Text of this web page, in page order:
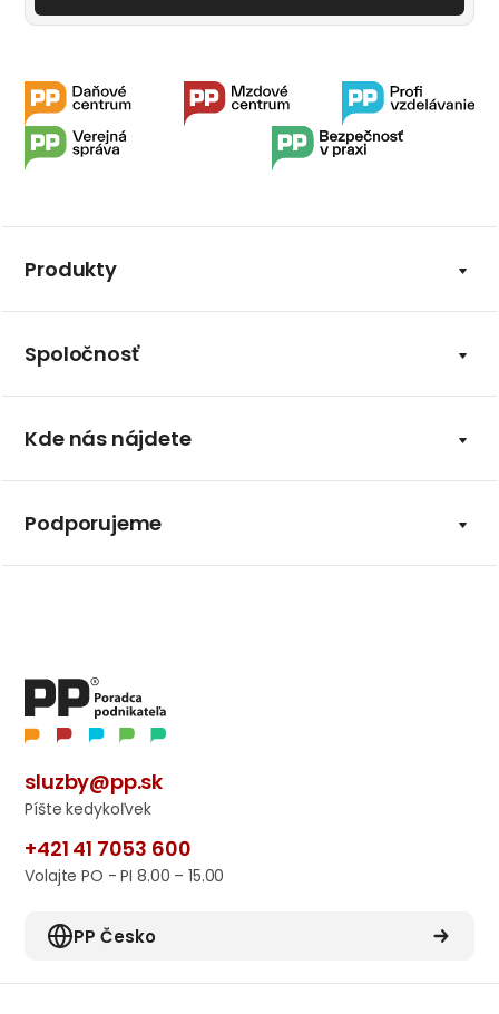
Produkty
Spoločnosť
Kde nás nájdete
Podporujeme
sluzby@pp.sk
Píšte kedykoľvek
+421 41 7053 600
Volajte PO - PI 8.00 – 15.00
PP Česko